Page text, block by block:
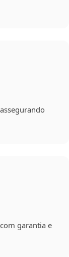
garantia e